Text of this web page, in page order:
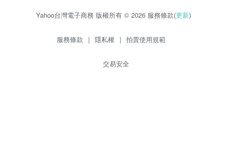
Yahoo台灣電子商務 版權所有 © 2026 服務條款(更新)
服務條款 | 隱私權 | 拍賣使用規範
交易安全